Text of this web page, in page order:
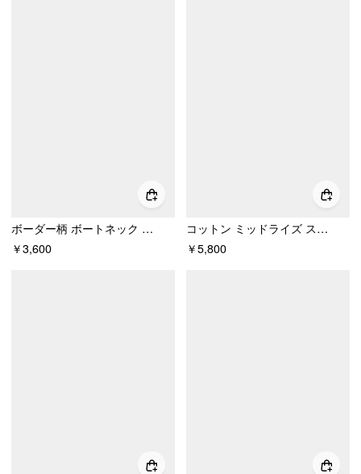
ボーダー柄 ボートネック 半袖 蝶結び Tシャツ
￥3,600
コットン ミッドライズ ストライプ Aライン ミニスカート
￥5,800